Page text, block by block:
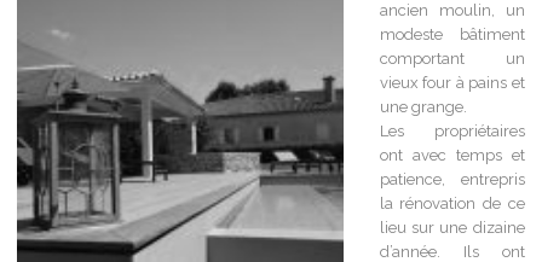
ancien moulin, un
modeste bâtiment
comportant un
vieux four à pains et
une grange.
Les propriétaires
ont avec temps et
patience, entrepris
la rénovation de ce
lieu sur une dizaine
d’année. Ils ont